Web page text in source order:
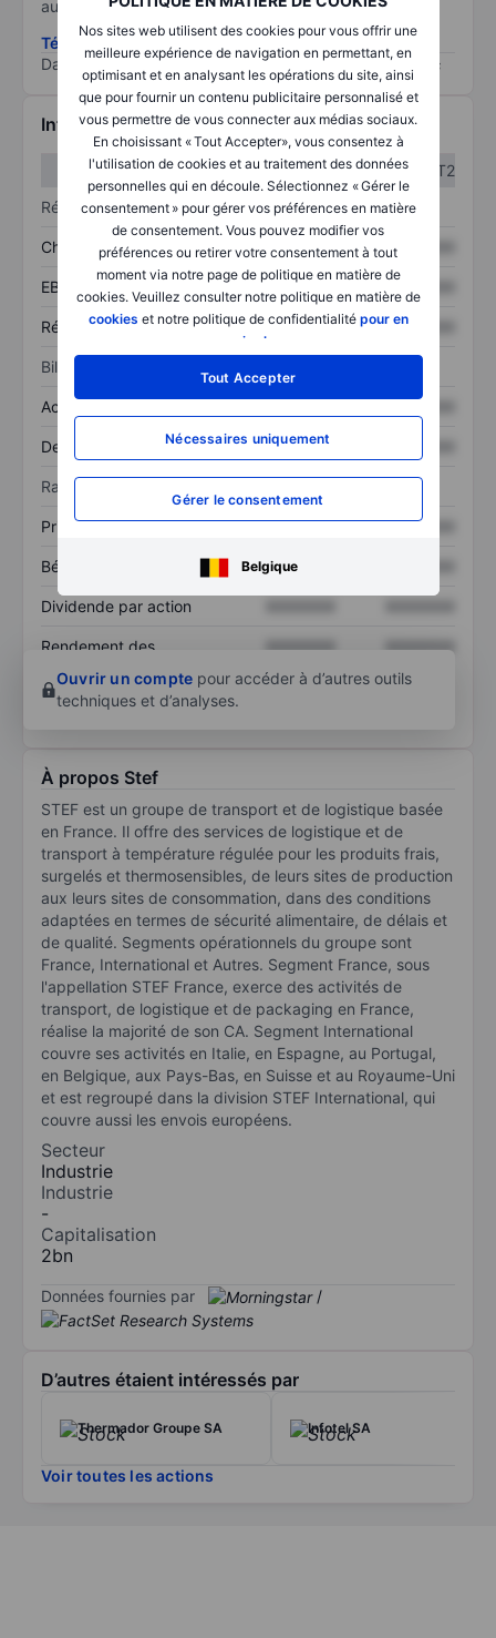
Nos sites web utilisent des cookies pour vous offrir une
meilleure expérience de navigation en permettant, en
optimisant et en analysant les opérations du site, ainsi
que pour fournir un contenu publicitaire personnalisé et
vous permettre de vous connecter aux médias sociaux.
En choisissant « Tout Accepter», vous consentez à
l'utilisation de cookies et au traitement des données
personnelles qui en découle. Sélectionnez « Gérer le
consentement » pour gérer vos préférences en matière
de consentement. Vous pouvez modifier vos
préférences ou retirer votre consentement à tout
moment via notre page de politique en matière de
cookies. Veuillez consulter notre politique en matière de
cookies et notre politique de confidentialité pour en
savoir plus
Tout Accepter
Nécessaires uniquement
Gérer le consentement
Belgique
au risque le plus élevé).
Télécharger la méthodologie ESG (en anglais)
Data provided by
/
Informations financières
T1
T2
Résultats
Chiffre d’affaires XXXXXXX XXXXXXX
EBITDA XXXXXXX XXXXXXX
Résultat net XXXXXXX XXXXXXX
Bilan
Actif total
Dette totale XXXXXXX
Ratios
Prix / ventes XXXXXXX XXXXXXX
Bénéfice par action XXXXXXX
Dividende par action
Rendement des
XXXXXXX
XXXXXXX
Ouvrir un compte pour accéder à d’autres outils
techniques et d’analyses.
À propos Stef
STEF est un groupe de transport et de logistique basée
en France. Il offre des services de logistique et de
transport à température régulée pour les produits frais,
surgelés et thermosensibles, de leurs sites de production
aux leurs sites de consommation, dans des conditions
adaptées en termes de sécurité alimentaire, de délais et
de qualité. Segments opérationnels du groupe sont
France, International et Autres. Segment France, sous
l'appellation STEF France, exerce des activités de
transport, de logistique et de packaging en France,
réalise la majorité de son CA. Segment International
couvre ses activités en Italie, en Espagne, au Portugal,
en Belgique, aux Pays-Bas, en Suisse et au Royaume-Uni
et est regroupé dans la division STEF International, qui
couvre aussi les envois européens.
Secteur
Industrie
Industrie
-
Capitalisation
2bn
Données fournies par /
D’autres étaient intéressés par
Thermador Groupe SA Infotel SA
Voir toutes les actions